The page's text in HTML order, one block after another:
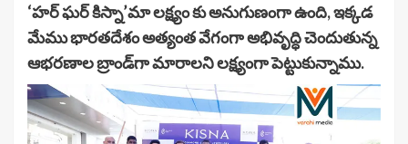
‘హర్ ఘర్ కిస్నా’మా లక్ష్యం కు అనుగుణంగా ఉంది, ఇక్కడ
మేము భారతదేశం అత్యంత వేగంగా అభివృద్ధి చెందుతున్న
ఆభరణాల బ్రాండ్‌గా మారాలని లక్ష్యంగా పెట్టుకున్నాము.